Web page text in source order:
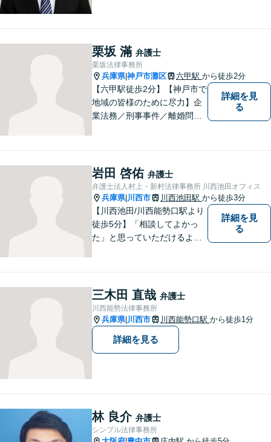
れず、尽力してまいります。
【メーカー法務経験あり】
栗坂 滿 弁護士
栗坂法律事務所
兵庫県|神戸市灘区 六甲駅 から徒歩2分
【六甲駅徒歩2分】【神戸市で
地域の皆様のために尽力】企
業法務／刑事事件／離婚問題
相談ください。適切な解決へ
の道をご提案し、共に並走い
たします。
詳細を見
る
岩田 啓佑 弁護士
弁護士法人村上・新村法律事務所 川西池田オフィス
兵庫県| 川西市 川西池田駅 から徒歩3分
【川西池田/川西能勢口駅より
徒歩5分】「相談してよかっ
た」と思っていただけるよう
ことなく私にご相談くださ
い。
詳細を見
る
三木田 直哉 弁護士
川西能勢法律事務所
兵庫県| 川西市 川西能勢口駅 から徒歩1分
詳細を見る
林 良介 弁護士
シンプル法律事務所